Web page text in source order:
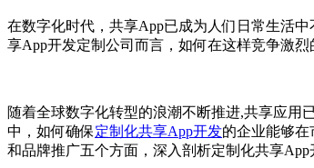
在数字化时代，共享App已成为人们日常生活
享App开发定制公司而言，如何在这样竞争激
随着全球数字化转型的浪潮不断推进,共享应用
中，如何确保定制化共享App开发的企业能够
和品牌推广五个方面，深入剖析定制化共享